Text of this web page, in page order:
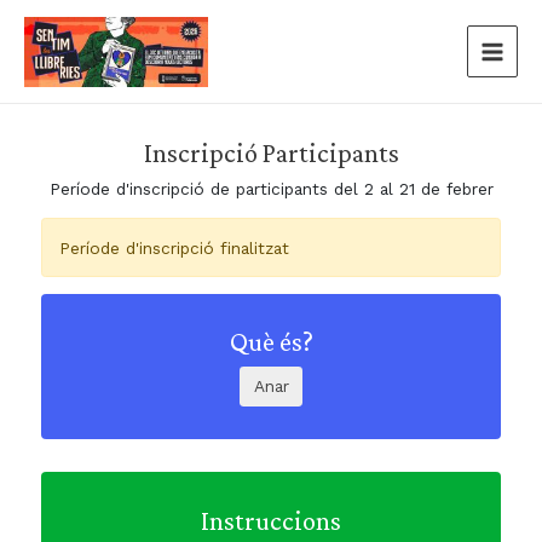
content
Main
Inscripció Participants
Període d'inscripció de participants del 2 al 21 de febrer
Període d'inscripció finalitzat
Què és?
Anar
Instruccions